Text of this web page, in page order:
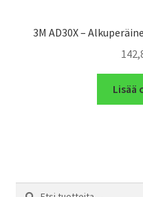
3M AD30X –
Lisää
Etsi:
Haku